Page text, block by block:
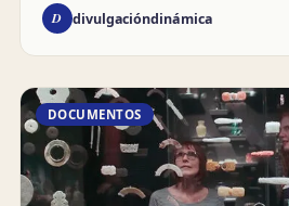
D divulgacióndinámica
DOCUMENTOS